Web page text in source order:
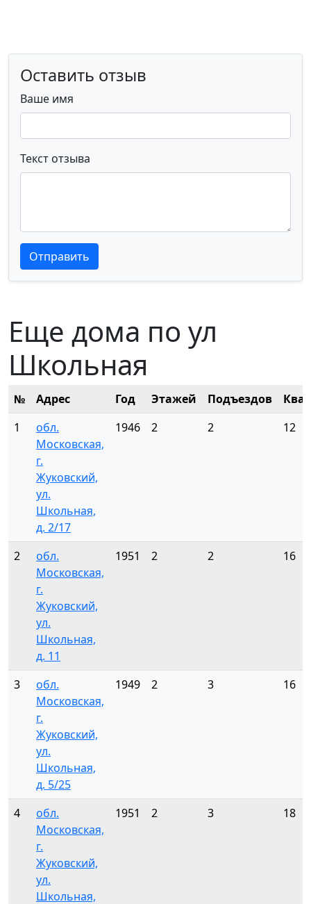
Оставить отзыв
Ваше имя
Текст отзыва
Текст отзыва
Текст отзыва
Отправить
Еще дома по ул
Школьная
№ Адрес Год Этажей Подъездов
1
обл.
Московская,
г.
Жуковский,
ул.
Школьная,
д. 2/17
1946 2 2 12
2
обл.
Московская,
г.
Жуковский,
ул.
Школьная,
д. 11
1951 2 2 16
3
обл.
Московская,
г.
Жуковский,
ул.
Школьная,
д. 5/25
1949 2 3 16
4
обл.
Московская,
г.
Жуковский,
ул.
Школьная,
1951 2 3 18